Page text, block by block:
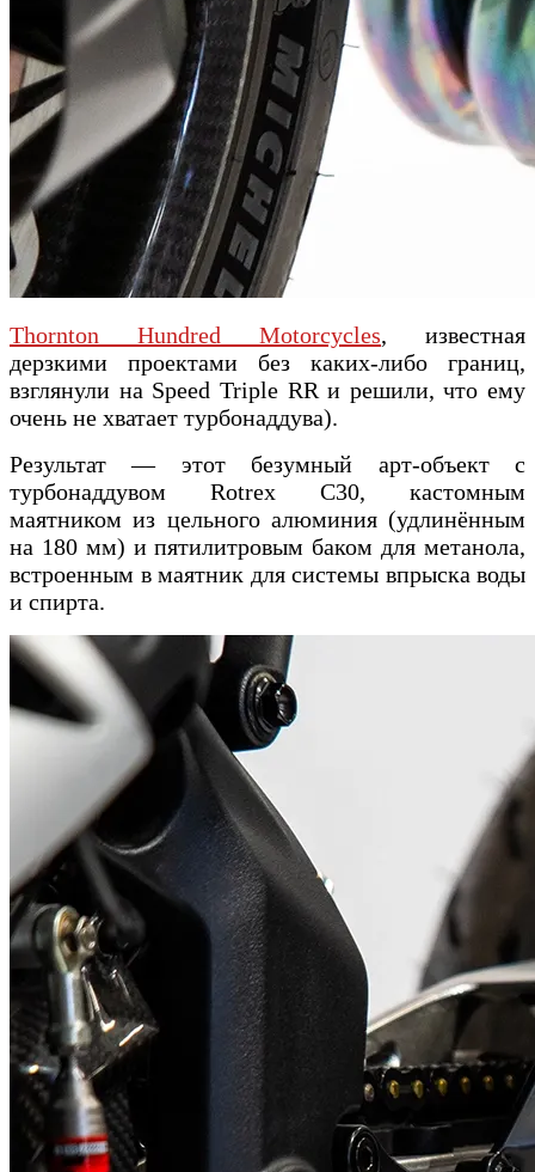
Thornton Hundred Motorcycles, известная
дерзкими проектами без каких-либо границ,
взглянули на Speed Triple RR и решили, что ему
очень не хватает турбонаддува).
Результат — этот безумный арт-объект с
турбонаддувом Rotrex C30, кастомным
маятником из цельного алюминия (удлинённым
на 180 мм) и пятилитровым баком для метанола,
встроенным в маятник для системы впрыска воды
и спирта.